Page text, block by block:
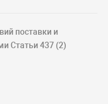
поставки и
Статьи 437 (2)